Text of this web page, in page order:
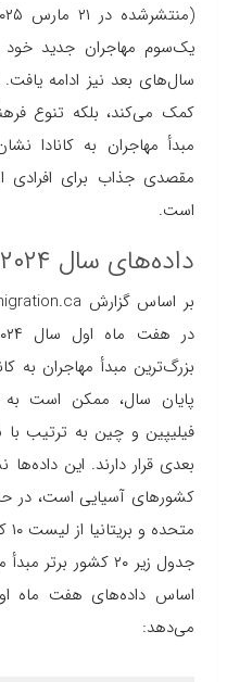
یک‌سوم مهاجران جدید خود
سال‌های بعد نیز ادامه یافت.
کمک می‌کند، بلکه تنوع
مبدأ مهاجران به کانادا
مقصدی جذاب برای افرادی
است.
داده‌های سال ۲۰۲۴: ۲۰ کشور برتر
بزرگ‌ترین مبدأ مهاجران به
بعدی قرار دارند. این
کشورهای آسیایی است، در
متحده و بریتانیا از لیست ۱۰ کشور برتر خارج شده‌اند.
اساس داده‌های هفت ماه
می‌دهد: